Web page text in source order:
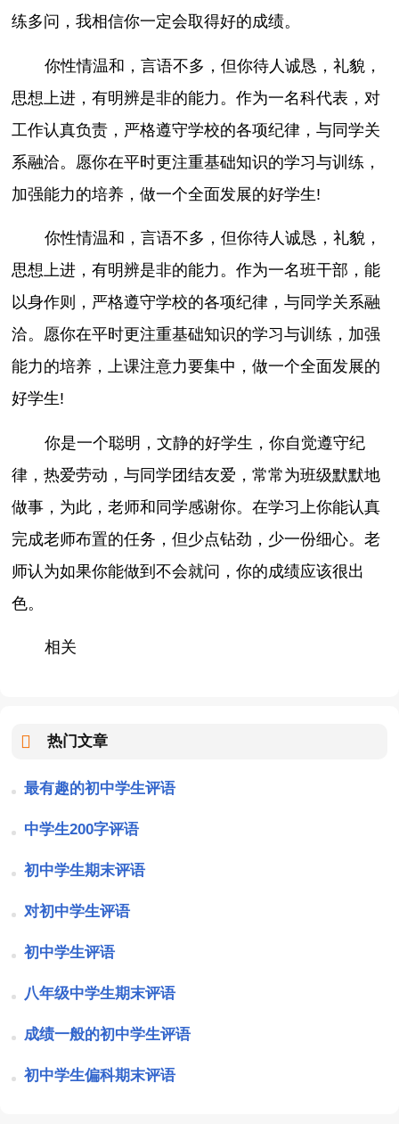
练多问，我相信你一定会取得好的成绩。
你性情温和，言语不多，但你待人诚恳，礼貌，
思想上进，有明辨是非的能力。作为一名科代表，对
工作认真负责，严格遵守学校的各项纪律，与同学关
系融洽。愿你在平时更注重基础知识的学习与训练，
加强能力的培养，做一个全面发展的好学生!
你性情温和，言语不多，但你待人诚恳，礼貌，
思想上进，有明辨是非的能力。作为一名班干部，能
以身作则，严格遵守学校的各项纪律，与同学关系融
洽。愿你在平时更注重基础知识的学习与训练，加强
能力的培养，上课注意力要集中，做一个全面发展的
好学生!
你是一个聪明，文静的好学生，你自觉遵守纪
律，热爱劳动，与同学团结友爱，常常为班级默默地
做事，为此，老师和同学感谢你。在学习上你能认真
完成老师布置的任务，但少点钻劲，少一份细心。老
师认为如果你能做到不会就问，你的成绩应该很出
色。
相关
热门文章
最有趣的初中学生评语
中学生200字评语
初中学生期末评语
对初中学生评语
初中学生评语
八年级中学生期末评语
成绩一般的初中学生评语
初中学生偏科期末评语